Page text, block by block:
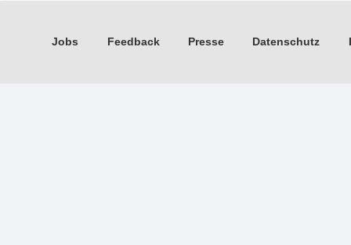
Jobs Feedback Presse Datenschutz